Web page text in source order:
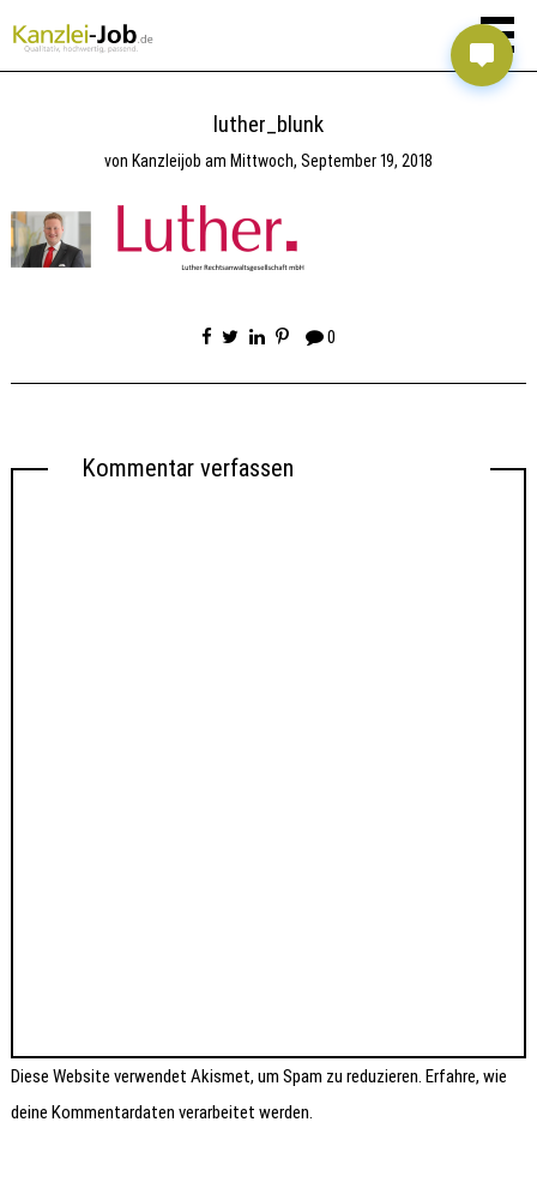
luther_blunk
von Kanzleijob am Mittwoch, September 19, 2018
0
Kommentar verfassen
Diese Website verwendet Akismet, um Spam zu reduzieren.Erfahre, wie
deine Kommentardaten verarbeitet werden.